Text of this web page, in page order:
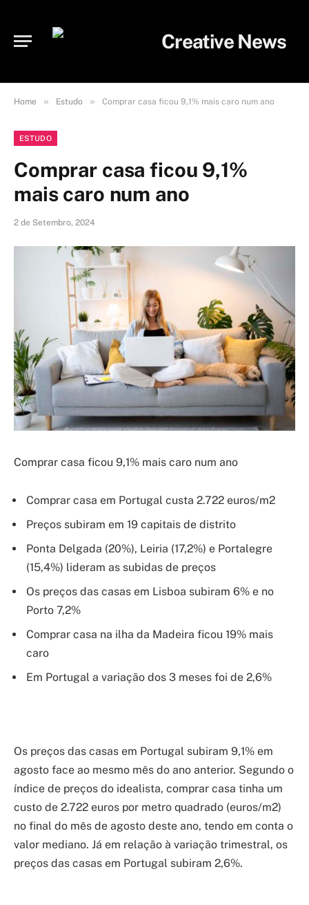
Home » Estudo » Comprar casa ficou 9,1% mais caro num ano
ESTUDO
Comprar casa ficou 9,1%
mais caro num ano
2 de Setembro, 2024
Comprar casa ficou 9,1% mais caro num ano
Comprar casa em Portugal custa 2.722 euros/m2
Preços subiram em 19 capitais de distrito
Ponta Delgada (20%), Leiria (17,2%) e Portalegre
(15,4%) lideram as subidas de preços
Os preços das casas em Lisboa subiram 6% e no
Porto 7,2%
Comprar casa na ilha da Madeira ficou 19% mais
caro
Em Portugal a variação dos 3 meses foi de 2,6%
Os preços das casas em Portugal subiram 9,1% em
agosto face ao mesmo mês do ano anterior. Segundo o
índice de preços do idealista, comprar casa tinha um
custo de 2.722 euros por metro quadrado (euros/m2)
no final do mês de agosto deste ano, tendo em conta o
valor mediano. Já em relação à variação trimestral, os
preços das casas em Portugal subiram 2,6%.